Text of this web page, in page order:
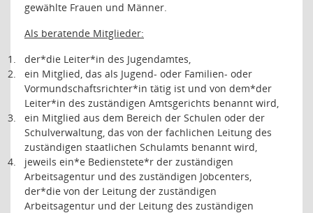
gewählte Frauen und Männer.
Als beratende Mitglieder:
1.
der*die Leiter*in des Jugendamtes,
2.
ein Mitglied, das als Jugend- oder Familien- oder
Vormundschaftsrichter*in tätig ist und von dem*der
Leiter*in des zuständigen Amtsgerichts benannt wird,
3.
ein Mitglied aus dem Bereich der Schulen oder der
Schulverwaltung, das von der fachlichen Leitung des
zuständigen staatlichen Schulamts benannt wird,
4.
jeweils ein*e Bedienstete*r der zuständigen
Arbeitsagentur und des zuständigen Jobcenters,
der*die von der Leitung der zuständigen
Arbeitsagentur und der Leitung des zuständigen